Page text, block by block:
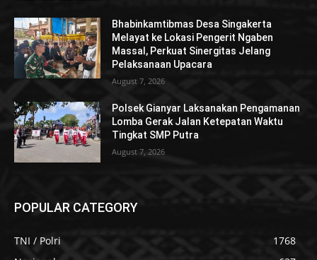
Bhabinkamtibmas Desa Singakerta
Melayat ke Lokasi Pengerit Ngaben
Massal, Perkuat Sinergitas Jelang
Pelaksanaan Upacara
August 7, 2026
Polsek Gianyar Laksanakan Pengamanan
Lomba Gerak Jalan Ketepatan Waktu
Tingkat SMP Putra
August 7, 2026
POPULAR CATEGORY
TNI / Polri
1768